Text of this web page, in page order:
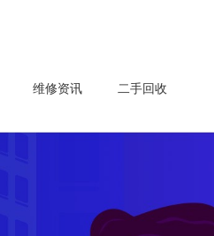
维修资讯 二手回收